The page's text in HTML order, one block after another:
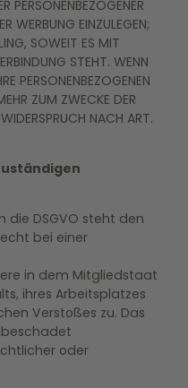
PERSONENBEZOGENER
WERBUNG EINZULEGEN;
SOWEIT ES MIT
STEHT. WENN
PERSONENBEZOGENEN
ZUM ZWECKE DER
NACH ART.
die DSGVO steht den
bei einer
in dem Mitgliedstaat
ihres Arbeitsplatzes
Verstoßes zu. Das
oder